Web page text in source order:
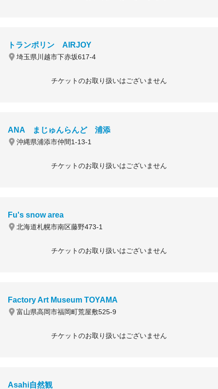
トランポリン AIRJOY
埼玉県川越市下赤坂617-4
チケットのお取り扱いはございません
ANA まじゅんらんど 浦添
沖縄県浦添市仲間1-13-1
チケットのお取り扱いはございません
Fu's snow area
北海道札幌市南区藤野473-1
チケットのお取り扱いはございません
Factory Art Museum TOYAMA
富山県高岡市福岡町荒屋敷525-9
チケットのお取り扱いはございません
Asahi自然観